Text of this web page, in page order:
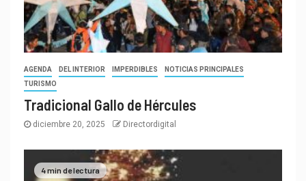
AGENDA DEL INTERIOR IMPERDIBLES
NOTICIAS PRINCIPALES
TURISMO
Tradicional Gallo de Hércules
diciembre 20, 2025 Directordigital
4 min de lectura